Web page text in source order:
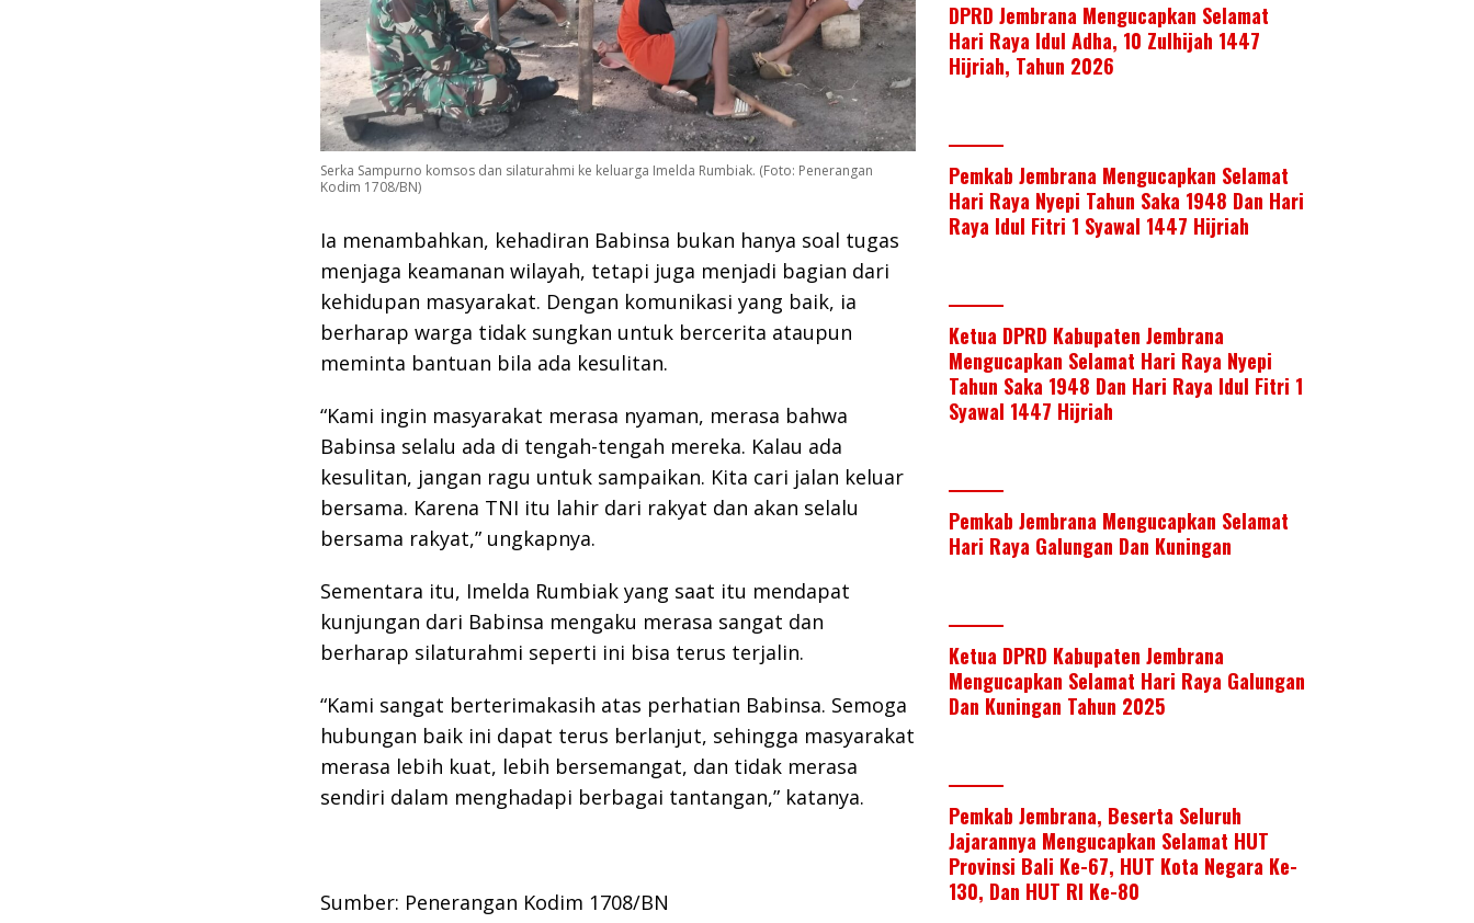
Serka Sampurno komsos dan silaturahmi ke keluarga Imelda Rumbiak. (Foto: Penerangan
Kodim 1708/BN)
Ia menambahkan, kehadiran Babinsa bukan hanya soal tugas
menjaga keamanan wilayah, tetapi juga menjadi bagian dari
kehidupan masyarakat. Dengan komunikasi yang baik, ia
berharap warga tidak sungkan untuk bercerita ataupun
meminta bantuan bila ada kesulitan.
“Kami ingin masyarakat merasa nyaman, merasa bahwa
Babinsa selalu ada di tengah-tengah mereka. Kalau ada
kesulitan, jangan ragu untuk sampaikan. Kita cari jalan keluar
bersama. Karena TNI itu lahir dari rakyat dan akan selalu
bersama rakyat,” ungkapnya.
Sementara itu, Imelda Rumbiak yang saat itu mendapat
kunjungan dari Babinsa mengaku merasa sangat dan
berharap silaturahmi seperti ini bisa terus terjalin.
“Kami sangat berterimakasih atas perhatian Babinsa. Semoga
hubungan baik ini dapat terus berlanjut, sehingga masyarakat
merasa lebih kuat, lebih bersemangat, dan tidak merasa
sendiri dalam menghadapi berbagai tantangan,” katanya.
Sumber: Penerangan Kodim 1708/BN
DPRD Jembrana Mengucapkan Selamat
Hari Raya Idul Adha, 10 Zulhijah 1447
Hijriah, Tahun 2026
Pemkab Jembrana Mengucapkan Selamat
Hari Raya Nyepi Tahun Saka 1948 Dan Hari
Raya Idul Fitri 1 Syawal 1447 Hijriah
Ketua DPRD Kabupaten Jembrana
Mengucapkan Selamat Hari Raya Nyepi
Tahun Saka 1948 Dan Hari Raya Idul Fitri 1
Syawal 1447 Hijriah
Pemkab Jembrana Mengucapkan Selamat
Hari Raya Galungan Dan Kuningan
Ketua DPRD Kabupaten Jembrana
Mengucapkan Selamat Hari Raya Galungan
Dan Kuningan Tahun 2025
Pemkab Jembrana, Beserta Seluruh
Jajarannya Mengucapkan Selamat HUT
Provinsi Bali Ke-67, HUT Kota Negara Ke-
130, Dan HUT RI Ke-80